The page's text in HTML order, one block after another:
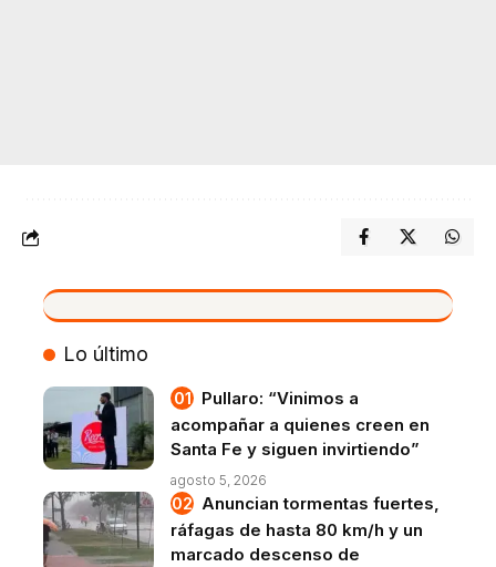
VIVO
Lo último
Pullaro: “Vinimos a
acompañar a quienes creen en
Santa Fe y siguen invirtiendo”
agosto 5, 2026
Anuncian tormentas fuertes,
ráfagas de hasta 80 km/h y un
marcado descenso de